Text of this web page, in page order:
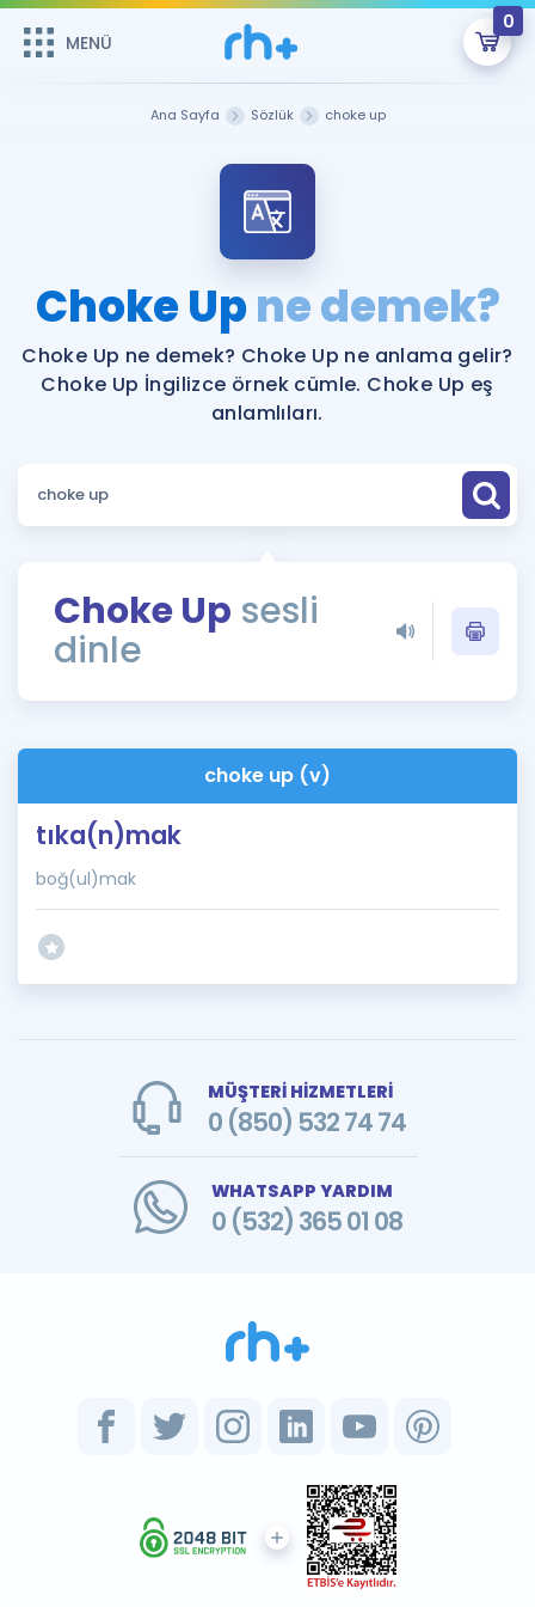
MENÜ
0
Şifremi Hatırlamıyorum
ÜYE DEĞİLİM
Sepetin Şu An Boş.
Remzi Hoca ile seni sınava hazırlayacak onlarca eğitim seni
bekliyor!
MENÜ
Katılımcı Görüşleri
Faydalı Araçlar
Sözlük
Rehberlik Aracı
ÖSYM Sınav Takvimi
İngilizce Gramer
Hakkımızda
Ana Sayfa Sözlük choke up
Choke Upne demek?
Choke Up ne demek? Choke Up ne anlama gelir?
Choke Up İngilizce örnek cümle. Choke Up eş
anlamlıları.
Choke Up sesli
dinle
choke up (v)
tıka(n)mak
boğ(ul)mak
MÜŞTERİ HİZMETLERİ
0 (850) 532 74 74
WHATSAPP YARDIM
0 (532) 365 01 08